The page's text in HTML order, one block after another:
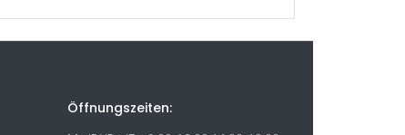
Öffnungszeiten: